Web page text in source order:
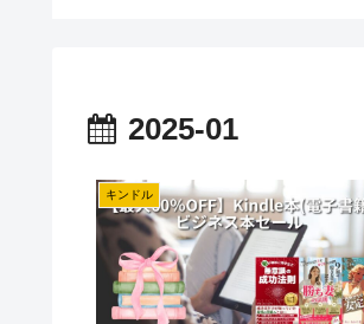
2025-01
キンドル